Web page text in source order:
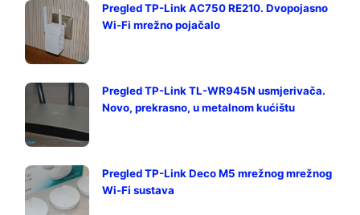
Pregled TP-Link AC750 RE210. Dvopojasno
Wi-Fi mrežno pojačalo
Pregled TP-Link TL-WR945N usmjerivača.
Novo, prekrasno, u metalnom kućištu
Pregled TP-Link Deco M5 mrežnog mrežnog
Wi-Fi sustava